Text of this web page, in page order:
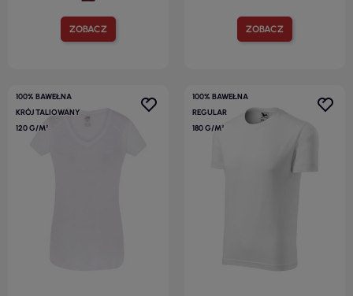
ZOBACZ ZOBACZ
100% BAWEŁNA
KRÓJ TALIOWANY
120 G/M²
100% BAWEŁNA
REGULAR
180 G/M²